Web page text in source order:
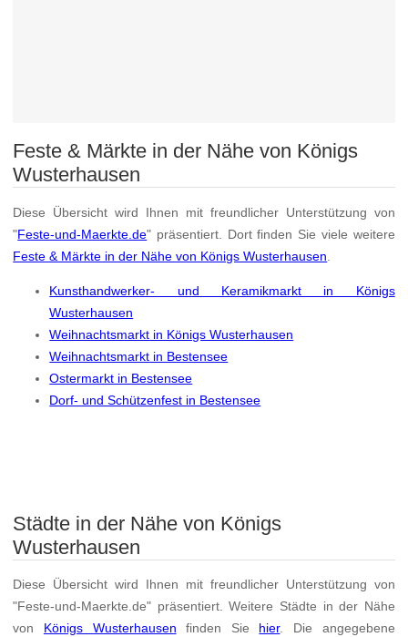
Feste & Märkte in der Nähe von Königs
Wusterhausen
Diese Übersicht wird Ihnen mit freundlicher Unterstützung von
"Feste-und-Maerkte.de" präsentiert. Dort finden Sie viele weitere
Feste & Märkte in der Nähe von Königs Wusterhausen
Kunsthandwerker- und Keramikmarkt in Königs
Wusterhausen
Weihnachtsmarkt in Königs Wusterhausen
Weihnachtsmarkt in Bestensee
Ostermarkt in Bestensee
Dorf- und Schützenfest in Bestensee
Städte in der Nähe von Königs
Wusterhausen
Diese Übersicht wird Ihnen mit freundlicher Unterstützung von
"Feste-und-Maerkte.de" präsentiert. Weitere Städte in der Nähe
von Königs Wusterhausen finden Sie hier. Die angegebene